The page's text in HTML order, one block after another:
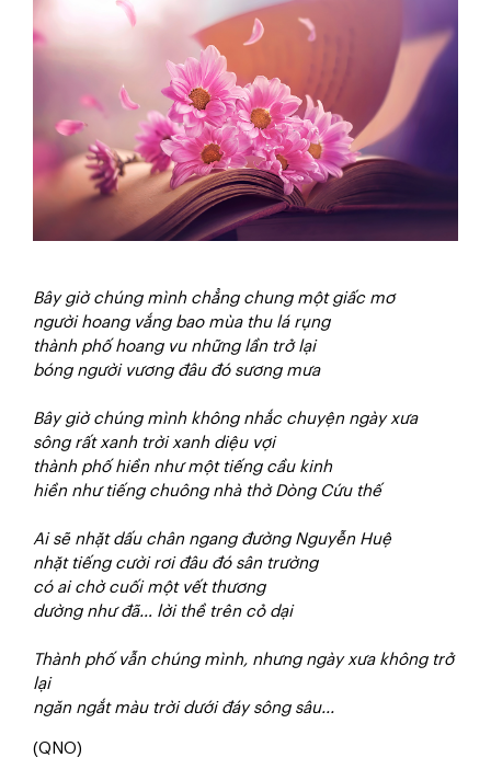
Bây giờ chúng mình chẳng chung một giấc mơ
người hoang vắng bao mùa thu lá rụng
thành phố hoang vu những lần trở lại
bóng người vương đâu đó sương mưa
Bây giờ chúng mình không nhắc chuyện ngày xưa
sông rất xanh trời xanh diệu vợi
thành phố hiền như một tiếng cầu kinh
hiền như tiếng chuông nhà thờ Dòng Cứu thế
Ai sẽ nhặt dấu chân ngang đường Nguyễn Huệ
nhặt tiếng cười rơi đâu đó sân trường
có ai chờ cuối một vết thương
dường như đã… lời thề trên cỏ dại
Thành phố vẫn chúng mình, nhưng ngày xưa không trở
lại
ngăn ngắt màu trời dưới đáy sông sâu...
(QNO)